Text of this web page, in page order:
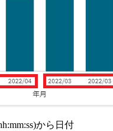
から日付